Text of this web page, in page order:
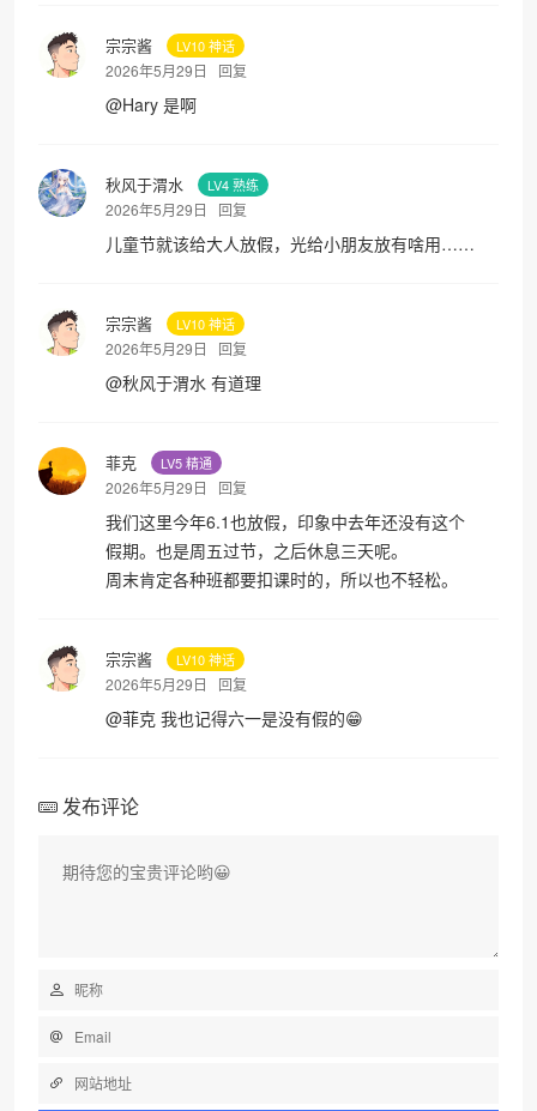
宗宗酱 LV10 神话
2026年5月29日 回复
@Hary 是啊
秋风于渭水 LV4 熟练
2026年5月29日 回复
儿童节就该给大人放假，光给小朋友放有啥用……
宗宗酱 LV10 神话
2026年5月29日 回复
@秋风于渭水 有道理
菲克 LV5 精通
2026年5月29日 回复
我们这里今年6.1也放假，印象中去年还没有这个
假期。也是周五过节，之后休息三天呢。
周末肯定各种班都要扣课时的，所以也不轻松。
宗宗酱 LV10 神话
2026年5月29日 回复
@菲克 我也记得六一是没有假的😁
发布评论